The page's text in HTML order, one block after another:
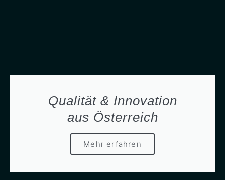
Qualität & Innovation
aus Österreich
Mehr erfahren